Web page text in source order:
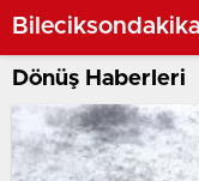
Dönüş Haberleri